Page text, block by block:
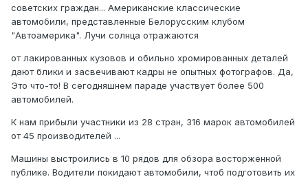
советских граждан... Американские классические
автомобили, представленные Белорусским клубом
"Автоамерика". Лучи солнца отражаются
от лакированных кузовов и обильно хромированных деталей
дают блики и засвечивают кадры не опытных фотографов. Да,
Это что-то! В сегодняшнем параде участвует более 500
автомобилей.
К нам прибыли участники из 28 стран, 316 марок автомобилей
от 45 производителей ...
Машины выстроились в 10 рядов для обзора восторженной
публике. Водители покидают автомобили, чтоб подготовить их